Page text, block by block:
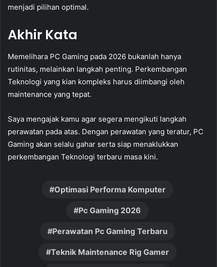
menjadi pilihan optimal.
Akhir Kata
Memelihara PC Gaming pada 2026 bukanlah hanya
rutinitas, melainkan langkah penting. Perkembangan
Teknologi yang kian kompleks harus diimbangi oleh
maintenance yang tepat.
Saya mengajak kamu agar segera mengikuti langkah
perawatan pada atas. Dengan perawatan yang teratur, PC
Gaming akan selalu gahar serta siap menaklukkan
perkembangan Teknologi terbaru masa kini.
Optimasi Performa Komputer
Pc Gaming 2026
Perawatan Pc Gaming Terbaru
Teknik Maintenance Rig Gamer